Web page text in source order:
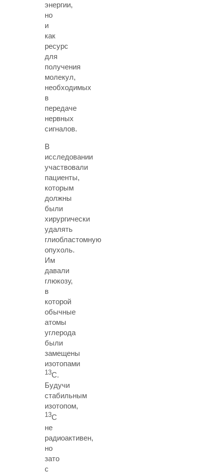
энергии,
но
и
как
ресурс
для
получения
молекул,
необходимых
в
передаче
нервных
сигналов.
В
исследовании
участвовали
пациенты,
которым
должны
были
хирургически
удалять
глиобластомную
опухоль.
Им
давали
глюкозу,
в
которой
обычные
атомы
углерода
были
замещены
изотопами
13С.
Будучи
стабильным
изотопом,
13С
не
радиоактивен,
но
зато
с